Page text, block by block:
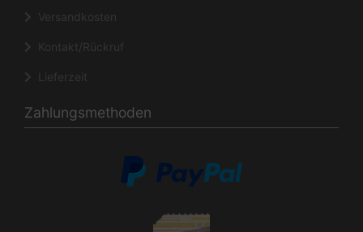
Versandkosten
Kontakt/Rückruf
Lieferzeit
Zahlungsmethoden